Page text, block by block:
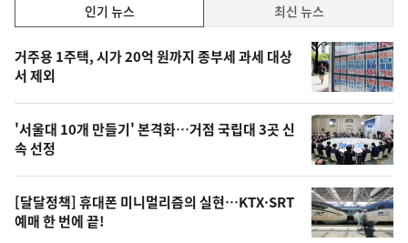
기,
최
신,
오
늘
의
영
상
인기 뉴스 최신 뉴스
기
뉴
스
거주용 1주택, 시가 20억 원까지 종부세 과세 대상
서 제외
'서울대 10개 만들기' 본격화…거점 국립대 3곳 신
속 선정
[달달정책] 휴대폰 미니멀리즘의 실현…KTX·SRT
예매 한 번에 끝!